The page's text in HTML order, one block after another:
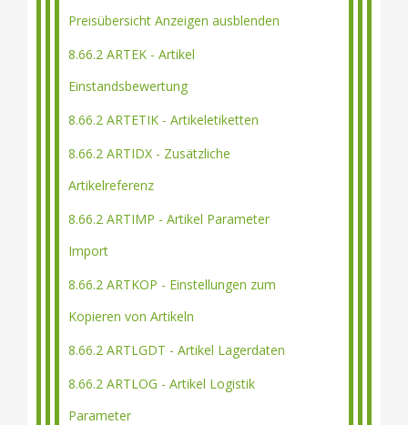
Preisübersicht Anzeigen ausblenden
8.66.2 ARTEK - Artikel
Einstandsbewertung
8.66.2 ARTETIK - Artikeletiketten
8.66.2 ARTIDX - Zusätzliche
Artikelreferenz
8.66.2 ARTIMP - Artikel Parameter
Import
8.66.2 ARTKOP - Einstellungen zum
Kopieren von Artikeln
8.66.2 ARTLGDT - Artikel Lagerdaten
8.66.2 ARTLOG - Artikel Logistik
Parameter